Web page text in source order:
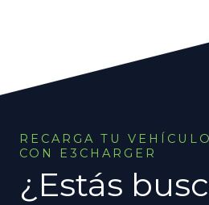
RECARGA TU
CON E3CHARGER
¿Estás